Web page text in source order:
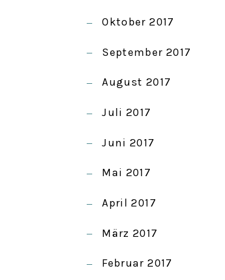
Oktober 2017
September 2017
August 2017
Juli 2017
Juni 2017
Mai 2017
April 2017
März 2017
Februar 2017